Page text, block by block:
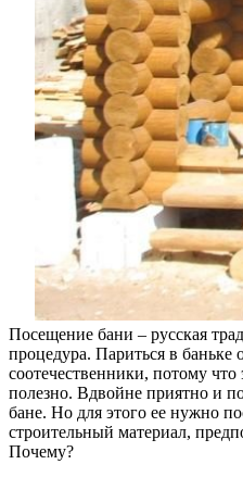
Посещение бани – русская
процедура. Париться в
соотечественники, потому
полезно. Вдвойне приятно и
бане. Но для этого ее нужно
строительный материал,
Почему?